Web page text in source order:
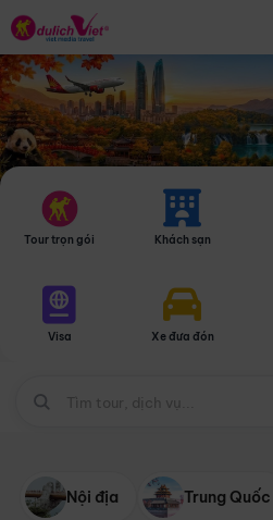
Tour trọn gói Khách sạn
Visa Xe đưa đón
Nội địa Trung Quốc